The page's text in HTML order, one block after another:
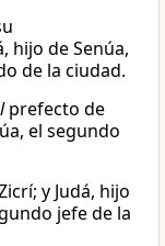
hijo de Senúa,
de la ciudad.
prefecto de
el segundo
y Judá, hijo
jefe de la